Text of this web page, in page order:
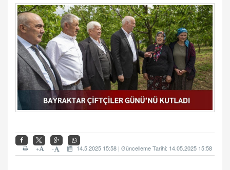
14.5.2025 15:58 | Güncelleme Tarihi: 14.05.2025 15:58
-
+